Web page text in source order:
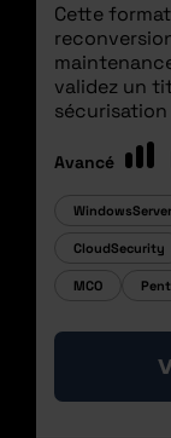
Cette
validez un
Avancé
WindowsServer
CloudSecurity
MCO